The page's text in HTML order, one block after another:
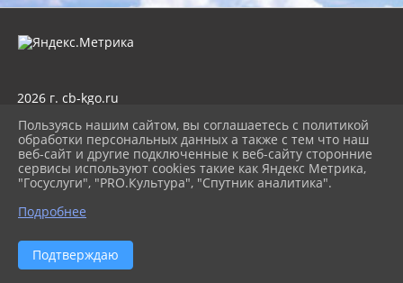
2026 г. cb-kgo.ru
Карта сайта
Политика обработки персональных данных
Сделано на KubCMS
Разработка и поддержка
Пользуясь нашим сайтом, вы соглашаетесь с политикой
обработки персональных данных а также с тем что наш
веб-сайт и другие подключенные к веб-сайту сторонние
сервисы используют cookies такие как Яндекс Метрика,
"Госуслуги", "PRO.Культура", "Спутник аналитика".
Подробнее
Подтверждаю